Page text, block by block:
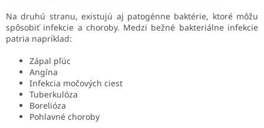
Na druhú stranu, existujú aj patogénne baktérie, ktoré môžu
spôsobiť infekcie a choroby. Medzi bežné bakteriálne infekcie
patria napríklad:
Zápal pľúc
Angína
Infekcia močových ciest
Tuberkulóza
Borelióza
Pohlavné choroby